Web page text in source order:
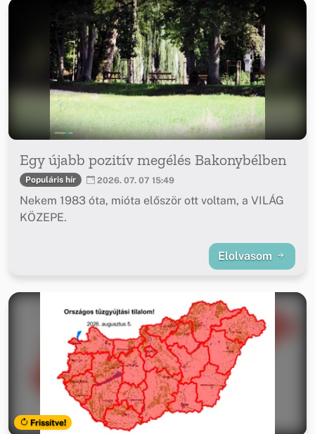
Egy újabb pozitív megélés Bakonybélben
Populáris hír 2026. 07. 07 15:49
Nekem 1983 óta, mióta először ott voltam, a VILÁG
KÖZEPE.
Elolvasom
Frissítve!